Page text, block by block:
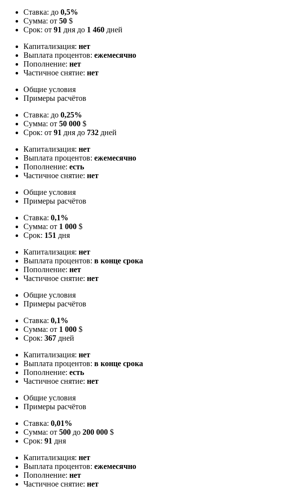
Ставка: до 0,5%
Сумма: от 50 $
Срок: от 91 дня до 1 460 дней
Капитализация: нет
Выплата процентов: ежемесячно
Пополнение: нет
Частичное снятие: нет
Общие условия
Примеры расчётов
Ставка: до 0,25%
Сумма: от 50 000 $
Срок: от 91 дня до 732 дней
Капитализация: нет
Выплата процентов: ежемесячно
Пополнение: есть
Частичное снятие: нет
Общие условия
Примеры расчётов
Ставка: 0,1%
Сумма: от 1 000 $
Срок: 151 дня
Капитализация: нет
Выплата процентов: в конце срока
Пополнение: нет
Частичное снятие: нет
Общие условия
Примеры расчётов
Ставка: 0,1%
Сумма: от 1 000 $
Срок: 367 дней
Капитализация: нет
Выплата процентов: в конце срока
Пополнение: есть
Частичное снятие: нет
Общие условия
Примеры расчётов
Ставка: 0,01%
Сумма: от 500 до 200 000 $
Срок: 91 дня
Капитализация: нет
Выплата процентов: ежемесячно
Пополнение: нет
Частичное снятие: нет